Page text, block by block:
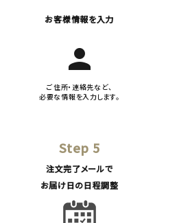
お客様情報を入力
person
ご住所・連絡先など、
必要な情報を入力します。
Step 5
注文完了メールで
お届け日の日程調整